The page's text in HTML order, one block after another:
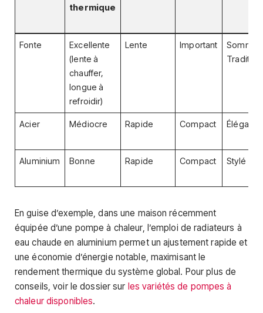
thermique
Fonte
Excellente
(lente à
chauffer,
longue à
refroidir)
Lente Important
Acier Médiocre Rapide Compact Élégant
Aluminium Bonne Rapide Compact Stylé
En guise d’exemple, dans une maison récemment
équipée d’une pompe à chaleur, l’emploi de radiateurs à
eau chaude en aluminium permet un ajustement rapide et
une économie d’énergie notable, maximisant le
rendement thermique du système global. Pour plus de
conseils, voir le dossier sur les variétés de pompes à
chaleur disponibles.